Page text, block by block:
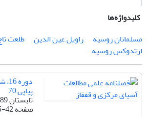
کلیدواژه‌ها
مسلمانان روسیه
راویل عین الدین طلعت
ارتدوکس روسیه
پیاپی 70
تابستان 1389
صفحه42